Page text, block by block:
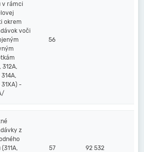
v rámci
okrem
voči
312A,
314A,
31XA) -
56
z
57 92 532